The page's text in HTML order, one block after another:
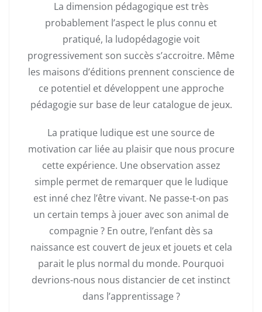
La dimension pédagogique est très
probablement l’aspect le plus connu et
pratiqué, la ludopédagogie voit
progressivement son succès s’accroitre. Même
les maisons d’éditions prennent conscience de
ce potentiel et développent une approche
pédagogie sur base de leur catalogue de jeux.
La pratique ludique est une source de
motivation car liée au plaisir que nous procure
cette expérience. Une observation assez
simple permet de remarquer que le ludique
est inné chez l’être vivant. Ne passe-t-on pas
un certain temps à jouer avec son animal de
compagnie ? En outre, l’enfant dès sa
naissance est couvert de jeux et jouets et cela
parait le plus normal du monde. Pourquoi
devrions-nous nous distancier de cet instinct
dans l’apprentissage ?